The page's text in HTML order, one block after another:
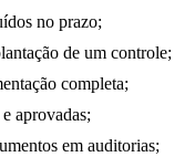
no prazo;
de um controle;
completa;
aprovadas;
em auditorias;